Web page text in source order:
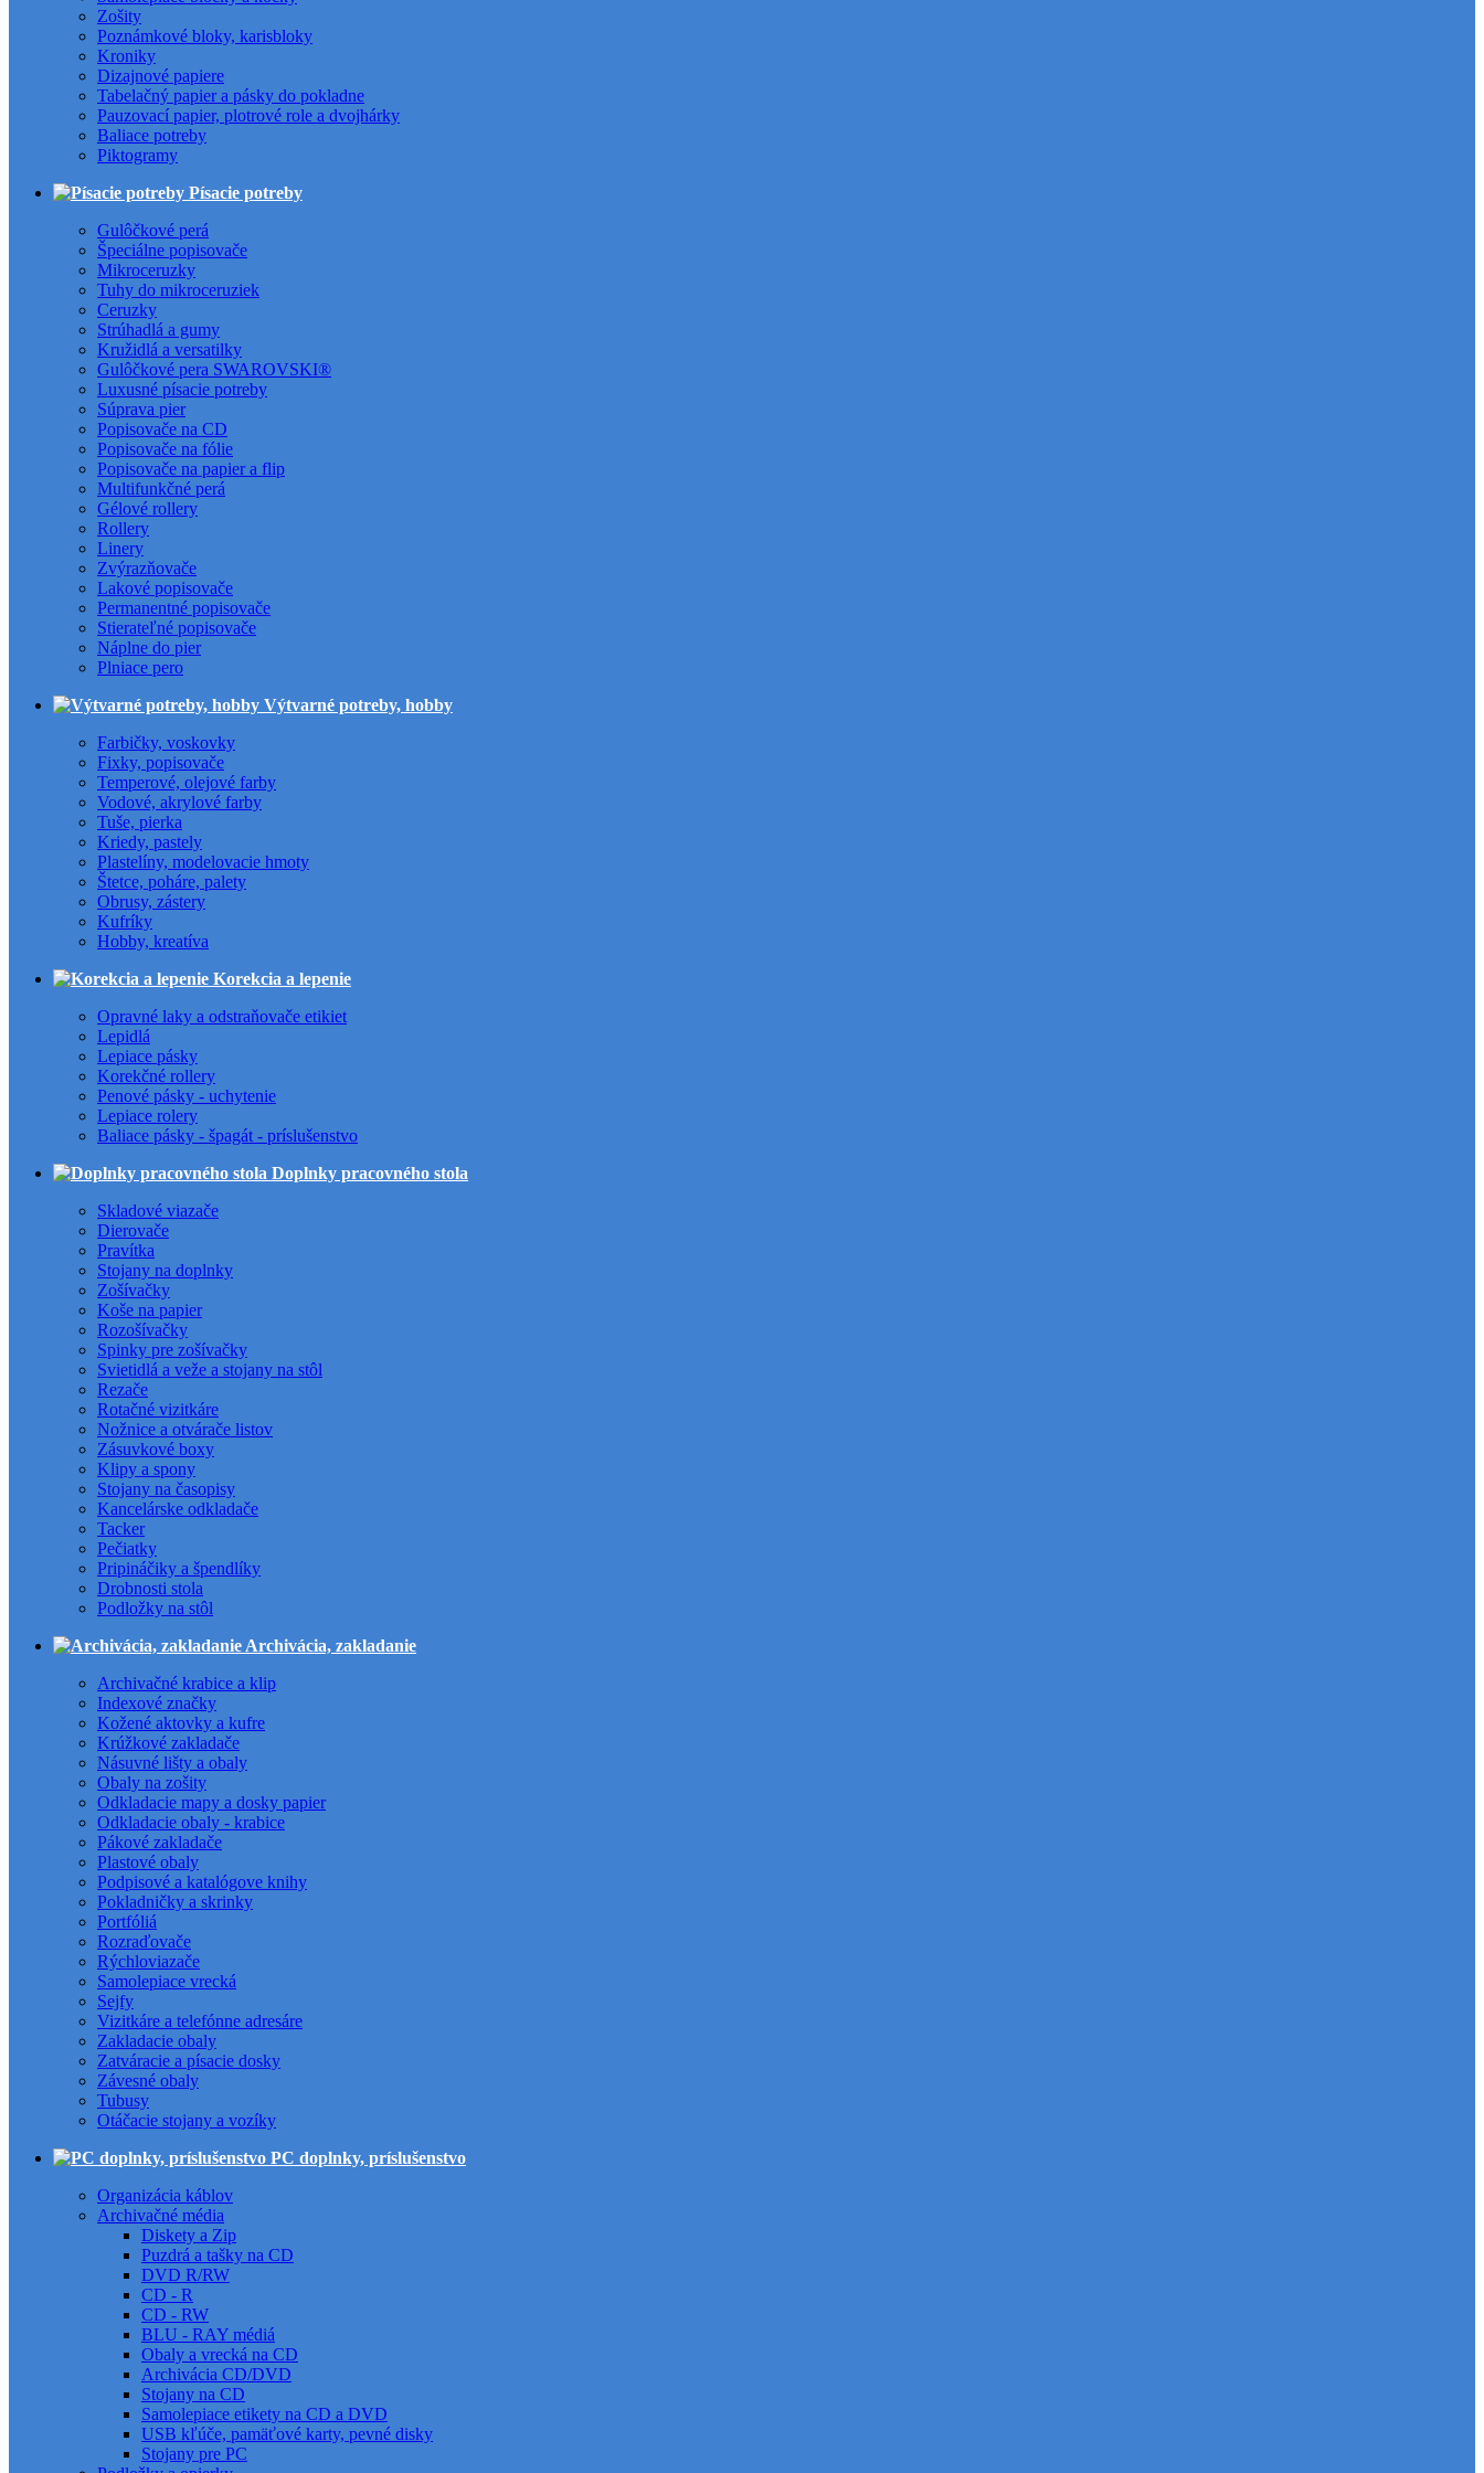
Zošity
Poznámkové bloky, karisbloky
Kroniky
Dizajnové papiere
Tabelačný papier a pásky do pokladne
Pauzovací papier, plotrové role a dvojhárky
Baliace potreby
Piktogramy
Písacie potreby
Gulôčkové perá
Špeciálne popisovače
Mikroceruzky
Tuhy do mikroceruziek
Ceruzky
Strúhadlá a gumy
Kružidlá a versatilky
Gulôčkové pera SWAROVSKI®
Luxusné písacie potreby
Súprava pier
Popisovače na CD
Popisovače na fólie
Popisovače na papier a flip
Multifunkčné perá
Gélové rollery
Rollery
Linery
Zvýrazňovače
Lakové popisovače
Permanentné popisovače
Stierateľné popisovače
Náplne do pier
Plniace pero
Výtvarné potreby, hobby
Farbičky, voskovky
Fixky, popisovače
Temperové, olejové farby
Vodové, akrylové farby
Tuše, pierka
Kriedy, pastely
Plastelíny, modelovacie hmoty
Štetce, poháre, palety
Obrusy, zástery
Kufríky
Hobby, kreatíva
Korekcia a lepenie
Opravné laky a odstraňovače etikiet
Lepidlá
Lepiace pásky
Korekčné rollery
Penové pásky - uchytenie
Lepiace rolery
Baliace pásky - špagát - príslušenstvo
Doplnky pracovného stola
Skladové viazače
Dierovače
Pravítka
Stojany na doplnky
Zošívačky
Koše na papier
Rozošívačky
Spinky pre zošívačky
Svietidlá a veže a stojany na stôl
Rezače
Rotačné vizitkáre
Nožnice a otvárače listov
Zásuvkové boxy
Klipy a spony
Stojany na časopisy
Kancelárske odkladače
Tacker
Pečiatky
Pripináčiky a špendlíky
Drobnosti stola
Podložky na stôl
Archivácia, zakladanie
Archivačné krabice a klip
Indexové značky
Kožené aktovky a kufre
Krúžkové zakladače
Násuvné lišty a obaly
Obaly na zošity
Odkladacie mapy a dosky papier
Odkladacie obaly - krabice
Pákové zakladače
Plastové obaly
Podpisové a katalógove knihy
Pokladničky a skrinky
Portfóliá
Rozraďovače
Rýchloviazače
Samolepiace vrecká
Sejfy
Vizitkáre a telefónne adresáre
Zakladacie obaly
Zatváracie a písacie dosky
Závesné obaly
Tubusy
Otáčacie stojany a vozíky
PC doplnky, príslušenstvo
Organizácia káblov
Archivačné média
Diskety a Zip
Puzdrá a tašky na CD
DVD R/RW
CD - R
CD - RW
BLU - RAY médiá
Obaly a vrecká na CD
Archivácia CD/DVD
Stojany na CD
Samolepiace etikety na CD a DVD
USB kľúče, pamäťové karty, pevné disky
Stojany pre PC